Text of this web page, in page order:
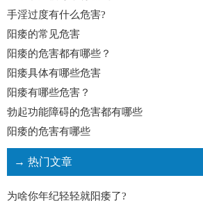
手淫过度有什么危害?
阳痿的常见危害
阳痿的危害都有哪些？
阳痿具体有哪些危害
阳痿有哪些危害？
勃起功能障碍的危害都有哪些
阳痿的危害有哪些
→ 热门文章
为啥你年纪轻轻就阳痿了?